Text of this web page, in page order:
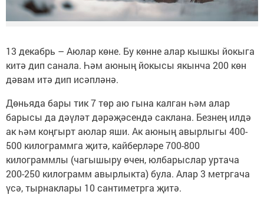
13 декабрь – Аюлар көне. Бу көнне алар кышкы йокыга
китә дип санала. Һәм аюның йокысы якынча 200 көн
дәвам итә дип исәпләнә.
Дөньяда бары тик 7 төр аю гына калган һәм алар
барысы да дәүләт дәрәҗәсендә саклана. Безнең илдә
ак һәм коңгырт аюлар яши. Ак аюның авырлыгы 400-
500 килограммга җитә, кайберләре 700-800
килограммлы (чагышыру өчен, юлбарыслар уртача
200-250 килограмм авырлыкта) була. Алар 3 метргача
үсә, тырнаклары 10 сантиметрга җитә.